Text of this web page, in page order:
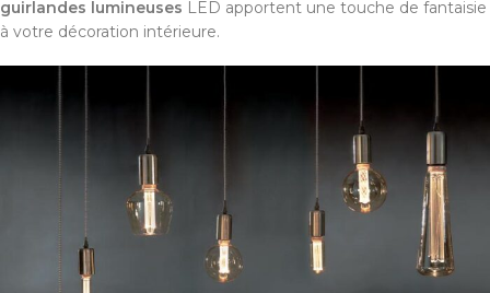
guirlandes lumineuses LED apportent une touche de fantaisie
à votre décoration intérieure.